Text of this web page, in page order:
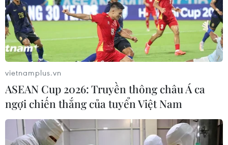
vietnamplus.vn
ASEAN Cup 2026: Truyền thông châu Á ca
ngợi chiến thắng của tuyển Việt Nam